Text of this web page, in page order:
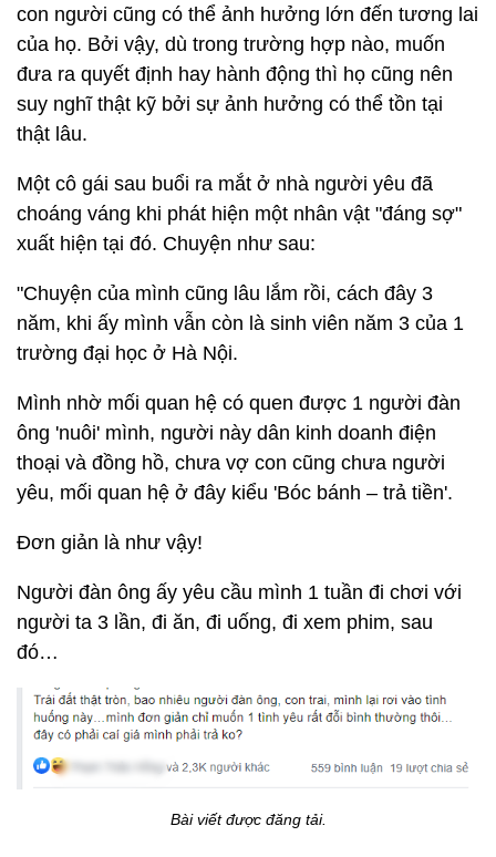
con người cũng có thể ảnh hưởng lớn đến tương lai
của họ. Bởi vậy, dù trong trường hợp nào, muốn
đưa ra quyết định hay hành động thì họ cũng nên
suy nghĩ thật kỹ bởi sự ảnh hưởng có thể tồn tại
thật lâu.
Một cô gái sau buổi ra mắt ở nhà người yêu đã
choáng váng khi phát hiện một nhân vật "đáng sợ"
xuất hiện tại đó. Chuyện như sau:
"Chuyện của mình cũng lâu lắm rồi, cách đây 3
năm, khi ấy mình vẫn còn là sinh viên năm 3 của 1
trường đại học ở Hà Nội.
Mình nhờ mối quan hệ có quen được 1 người đàn
ông 'nuôi' mình, người này dân kinh doanh điện
thoại và đồng hồ, chưa vợ con cũng chưa người
yêu, mối quan hệ ở đây kiểu 'Bóc bánh – trả tiền'.
Đơn giản là như vậy!
Người đàn ông ấy yêu cầu mình 1 tuần đi chơi với
người ta 3 lần, đi ăn, đi uống, đi xem phim, sau
đó…
Bài viết được đăng tải.